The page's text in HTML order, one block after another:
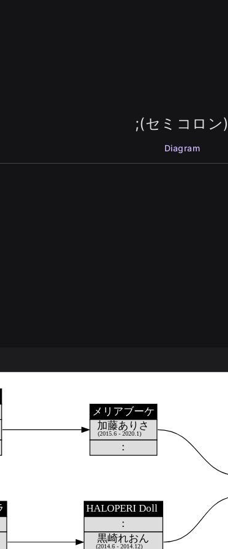
;(セミコロン)
Diagram